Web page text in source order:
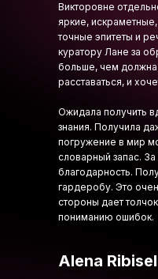
Alena Ribisel
Викторовне
яркие,
точные эпитеты и
куратору Лане за
больше, чем
расставаться, и
Ожидала получить
знания. Получила
погружение в мир
словарный запас. За
благодарность.
гардеробу. Это
стороны дает
пониманию ошибок.